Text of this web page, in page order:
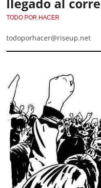
llegado al
TODO POR HACER
todoporhacer@riseup.net